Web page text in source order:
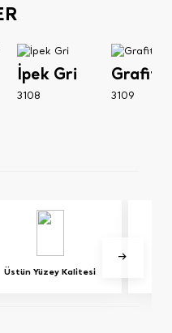
İpek Gri
3108
Grafit
3109
Üstün Yüzey Kalitesi